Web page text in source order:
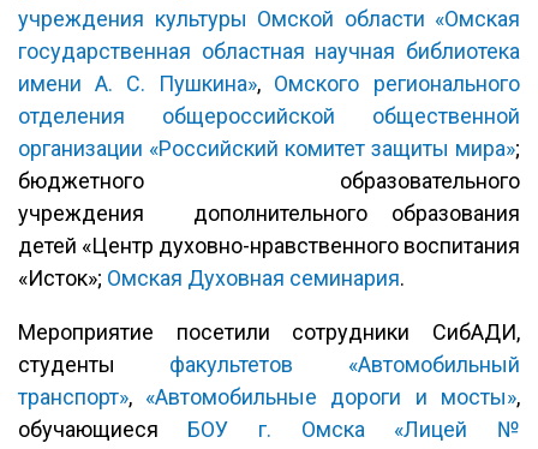
учреждения культуры Омской области «Омская
государственная областная научная библиотека
имени А. С. Пушкина», Омского регионального
отделения общероссийской общественной
организации «Российский комитет защиты мира»;
бюджетного образовательного
учреждения дополнительного образования
детей «Центр духовно-нравственного воспитания
«Исток»; Омская Духовная семинария.
Мероприятие посетили сотрудники СибАДИ,
студенты факультетов «Автомобильный
транспорт», «Автомобильные дороги и мосты»,
обучающиеся БОУ г. Омска «Лицей №